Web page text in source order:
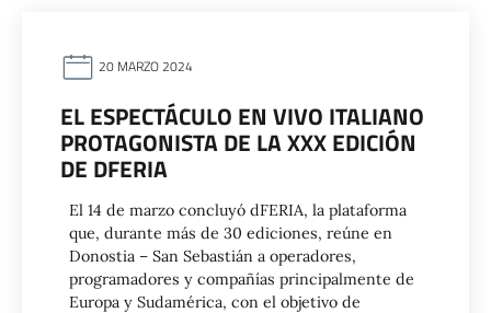
20 MARZO 2024
EL ESPECTÁCULO EN VIVO ITALIANO
PROTAGONISTA DE LA XXX EDICIÓN
DE DFERIA
El 14 de marzo concluyó dFERIA, la plataforma
que, durante más de 30 ediciones, reúne en
Donostia – San Sebastián a operadores,
programadores y compañías principalmente de
Europa y Sudamérica, con el objetivo de